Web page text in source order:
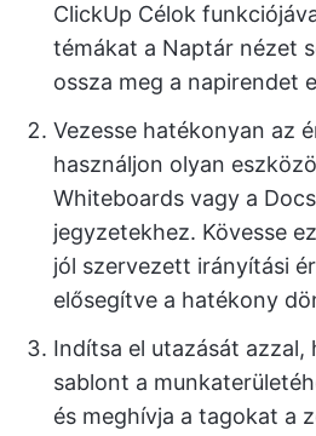
ClickUp Célok
témákat a Naptár nézet
ossza meg a napirendet
Vezesse hatékonyan az
használjon olyan
Whiteboards vagy a
jegyzetekhez. Kövesse
jól szervezett irányítási
elősegítve a hatékony
Indítsa el utazását azzal,
sablont a
és meghívja a tagokat a